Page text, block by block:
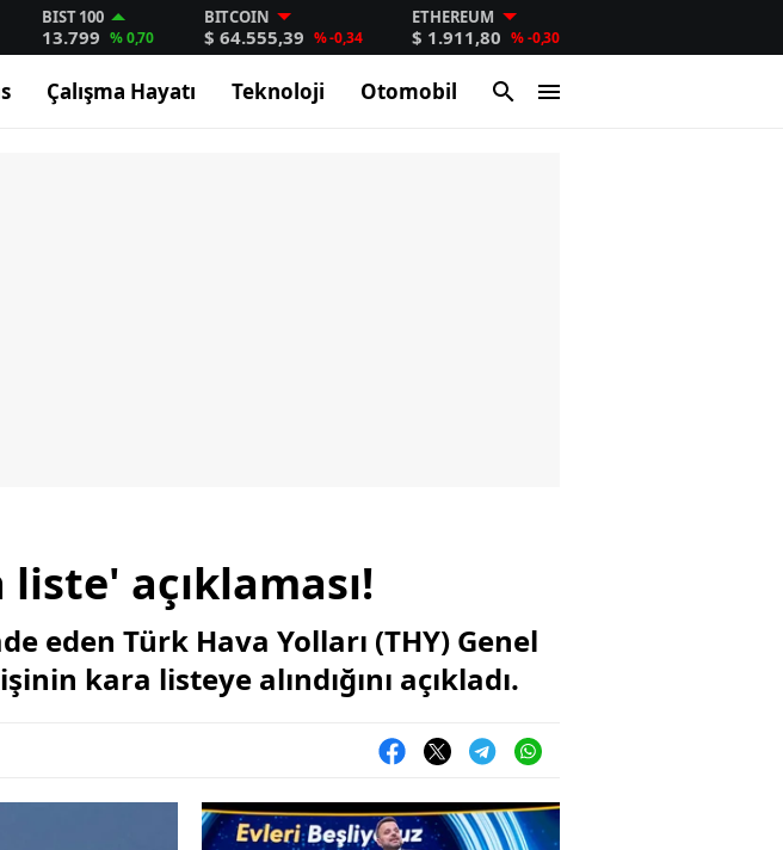
BIST 100
13.799 % 0,70
BITCOIN
$ 64.555,39 % -0,34
ETHEREUM
$ 1.911,80 % -0,30
Çalışma Hayatı Teknoloji Otomobil
açıklaması!
eden Türk Hava Yolları (THY) Genel
kara listeye alındığını açıkladı.